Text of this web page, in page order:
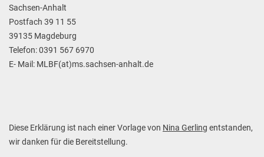
Sachsen-Anhalt
Postfach 39 11 55
39135 Magdeburg
Telefon: 0391 567 6970
E- Mail: MLBF(at)ms.sachsen-anhalt.de
Diese Erklärung ist nach einer Vorlage von Nina Gerling entstanden,
wir danken für die Bereitstellung.